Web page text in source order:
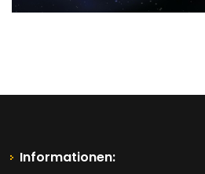
Informationen: